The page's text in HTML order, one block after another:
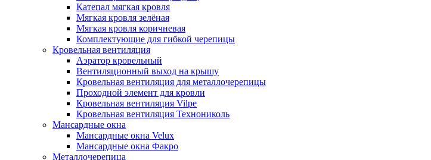
Катепал мягкая кровля
Мягкая кровля зелёная
Мягкая кровля коричневая
Комплектующие для гибкой черепицы
Кровельная вентиляция
Аэратор кровельный
Вентиляционный выход на крышу
Кровельная вентиляция для металлочерепицы
Проходной элемент для кровли
Кровельная вентиляция Vilpe
Кровельная вентиляция Технониколь
Мансардные окна
Мансардные окна Velux
Мансардные окна Факро
Металлочерепица